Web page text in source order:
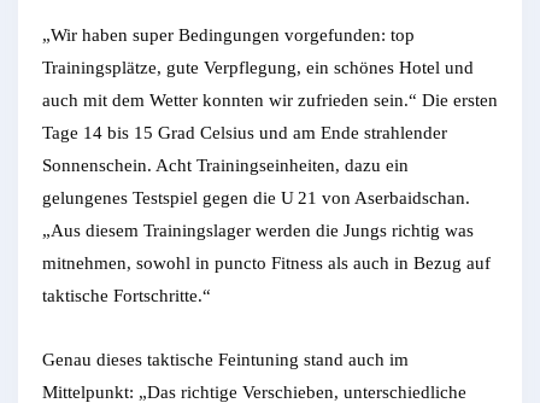
„Wir haben super Bedingungen vorgefunden: top
Trainingsplätze, gute Verpflegung, ein schönes Hotel und
auch mit dem Wetter konnten wir zufrieden sein.“ Die ersten
Tage 14 bis 15 Grad Celsius und am Ende strahlender
Sonnenschein. Acht Trainingseinheiten, dazu ein
gelungenes Testspiel gegen die U 21 von Aserbaidschan.
„Aus diesem Trainingslager werden die Jungs richtig was
mitnehmen, sowohl in puncto Fitness als auch in Bezug auf
taktische Fortschritte.“
Genau dieses taktische Feintuning stand auch im
Mittelpunkt: „Das richtige Verschieben, unterschiedliche